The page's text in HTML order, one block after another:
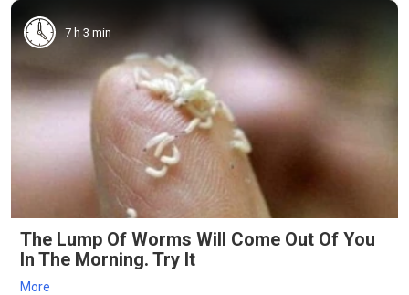
7 h 3 min
The Lump Of Worms Will Come Out Of You
In The Morning. Try It
More